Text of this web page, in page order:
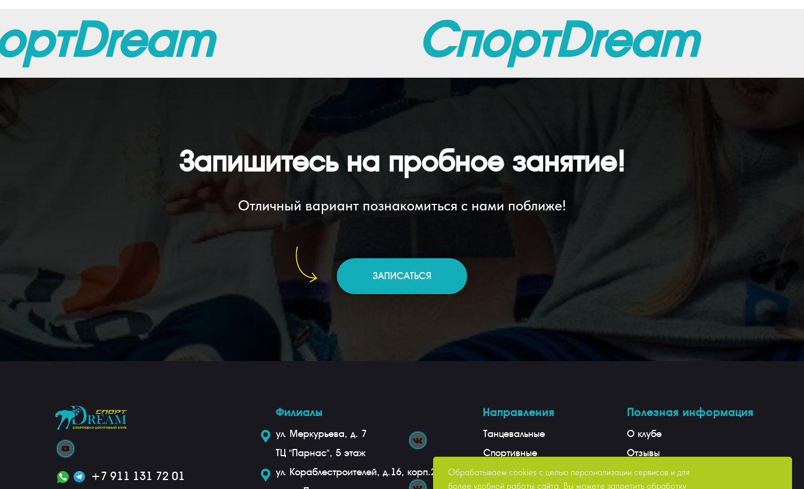
СпортDream
Запишитесь на пробное занятие!
Отличный вариант познакомиться с нами поближе!
ЗАПИСАТЬСЯ
Филиалы
ул. Меркурьева, д. 7
ТЦ "Парнас", 5 этаж
ул. Кораблестроителей, д.16, корп.2
Направления
Танцевальные
Спортивные
Театральное мастерство
Полезная информация
О клубе
Отзывы
Цены
+7 911 131 72 01
Обрабатываем cookies с целью персонализации сервисов и для
более удобной работы сайта. Вы можете запретить обработку